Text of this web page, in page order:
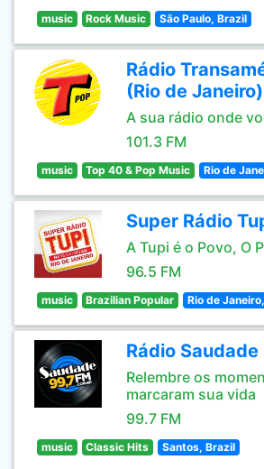
music Rock Music São Paulo, Brazil
Rádio
(Rio de Janeiro)
A sua rádio onde
101.3 FM
music Top 40 & Pop Music Rio de
Super Rádio
A Tupi é o Povo, O
96.5 FM
music Brazilian Popular Rio de
Rádio Saudade
Relembre os
marcaram sua vida
99.7 FM
music Classic Hits Santos, Brazil